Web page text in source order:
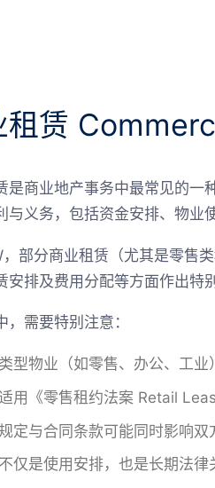
租赁
是商业地产事务中最常见的一
与义务，包括资金安排、物业
部分商业租赁（尤其是零售
安排及费用分配等方面作出特
，需要特别注意：
型物业（如零售、办公、工业
用《零售租约法案 Retail
定与合同条款可能同时影响双
仅是使用安排，也是长期法律